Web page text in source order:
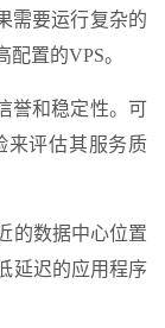
需要运行复杂的
置的VPS。
誉和稳定性。可
来评估其服务质
的数据中心位置
延迟的应用程序